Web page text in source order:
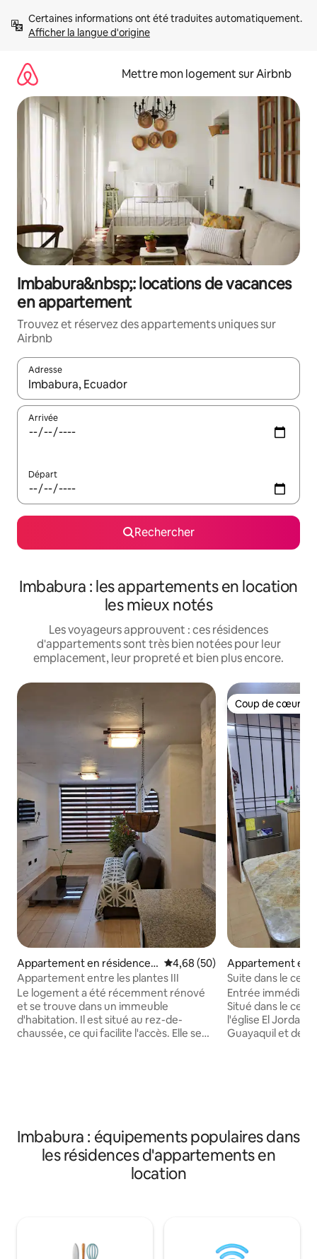
directement
Afficher la langue d'origine
Mettre mon logement sur Airbnb
Imbabura&nbsp;: locations de vacances
en appartement
Trouvez et réservez des appartements uniques sur
Airbnb
Adresse
Lorsque les résultats s'affichent, utilisez les flèches vers le
Arrivée
Départ
Rechercher
Imbabura : les appartements en location
les mieux notés
Les voyageurs approuvent : ces résidences
d'appartements sont très bien notées pour leur
emplacement, leur propreté et bien plus encore.
Appartement en résidence ⋅
Ibarra
Évaluation moyenne sur la
4,68 (50)
Appartement entre les plantes III
Le logement a été récemment rénové
et se trouve dans un immeuble
d'habitation. Il est situé au rez-de-
chaussée, ce qui facilite l'accès. Elle se
couples, les voyages d'affaires ou les
séjours touristiques, il peut accueillir
confortablement des familles ou des
groupes jusqu'à 5 personnes.
Coup de cœur
Coup de cœur
Appartement en
Otavalo
Suite dans le
parc
Entrée
Situé dans le
l'église El Jordan,
Guayaquil et de
entièrement
Douche d'eau
cuisine, d'un
Imbabura : équipements populaires dans
les résidences d'appartements en
location